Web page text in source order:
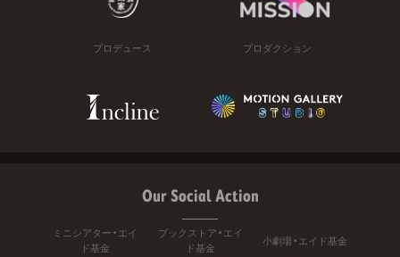
プロデュース プロダクション
Our Social Action
ミニシアター・エイ
ド基金
ブックストア・エイ
ド基金
小劇場・エイド基金